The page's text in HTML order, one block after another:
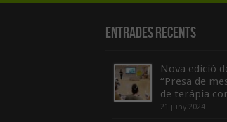
Entrades recents
Nova edició
“Presa de
de teràpia
21 juny 2024